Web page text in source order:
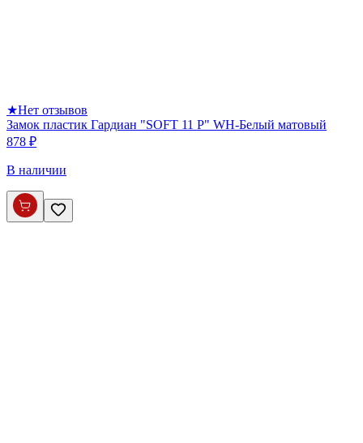
★Нет отзывов
Замок пластик Гардиан "SOFT 11 P" WH-Белый матовый
878 ₽
В наличии